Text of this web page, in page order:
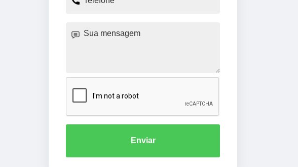
Enviar